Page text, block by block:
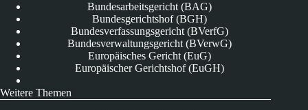
Bundesarbeitsgericht (BAG)
Bundesgerichtshof (BGH)
Bundesverfassungsgericht (BVerfG)
Bundesverwaltungsgericht (BVerwG)
Europäisches Gericht (EuG)
Europäischer Gerichtshof (EuGH)
Weitere Themen